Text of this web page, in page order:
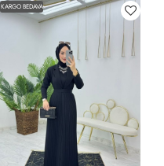
KARGO BEDAVA